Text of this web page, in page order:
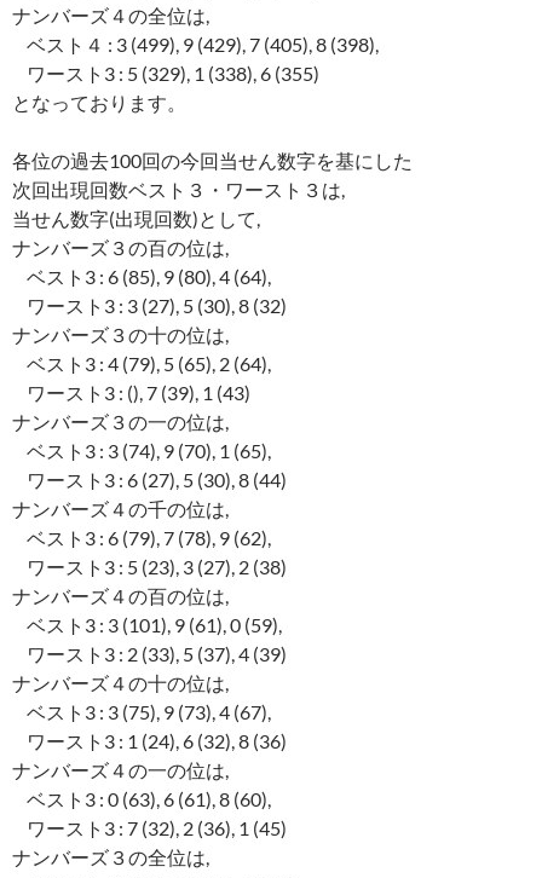
ナンバーズ４の全位は,
ベスト４ : 3 (499), 9 (429), 7 (405), 8 (398),
ワースト3 : 5 (329), 1 (338), 6 (355)
となっております。
各位の過去100回の今回当せん数字を基にした
次回出現回数ベスト３・ワースト３は,
当せん数字(出現回数)として,
ナンバーズ３の百の位は,
ベスト3 : 6 (85), 9 (80), 4 (64),
ワースト3 : 3 (27), 5 (30), 8 (32)
ナンバーズ３の十の位は,
ベスト3 : 4 (79), 5 (65), 2 (64),
ワースト3 : (), 7 (39), 1 (43)
ナンバーズ３の一の位は,
ベスト3 : 3 (74), 9 (70), 1 (65),
ワースト3 : 6 (27), 5 (30), 8 (44)
ナンバーズ４の千の位は,
ベスト3 : 6 (79), 7 (78), 9 (62),
ワースト3 : 5 (23), 3 (27), 2 (38)
ナンバーズ４の百の位は,
ベスト3 : 3 (101), 9 (61), 0 (59),
ワースト3 : 2 (33), 5 (37), 4 (39)
ナンバーズ４の十の位は,
ベスト3 : 3 (75), 9 (73), 4 (67),
ワースト3 : 1 (24), 6 (32), 8 (36)
ナンバーズ４の一の位は,
ベスト3 : 0 (63), 6 (61), 8 (60),
ワースト3 : 7 (32), 2 (36), 1 (45)
ナンバーズ３の全位は,